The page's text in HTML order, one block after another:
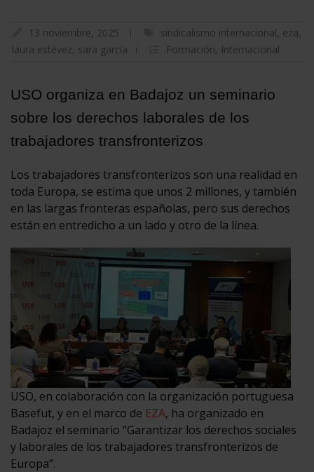
13 noviembre, 2025 sindicalismo internacional, eza,
laura estévez, sara garcía Formación, Internacional
USO organiza en Badajoz un seminario
sobre los derechos laborales de los
trabajadores transfronterizos
Los trabajadores transfronterizos son una realidad en
toda Europa, se estima que unos 2 millones, y también
en las largas fronteras españolas, pero sus derechos
están en entredicho a un lado y otro de la línea.
USO, en colaboración con la organización portuguesa
Basefut, y en el marco de EZA, ha organizado en
Badajoz el seminario “Garantizar los derechos sociales
y laborales de los trabajadores transfronterizos de
Europa”.